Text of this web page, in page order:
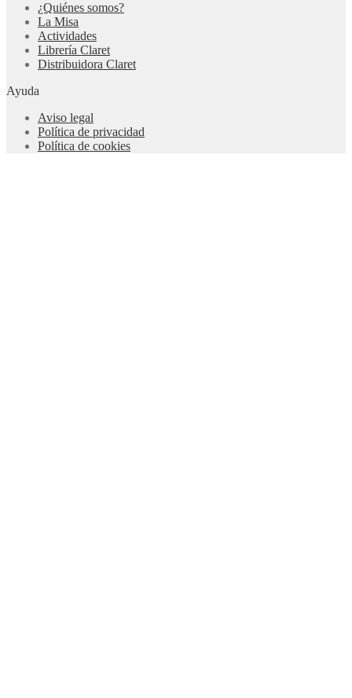
¿Quiénes somos?
La Misa
Actividades
Librería Claret
Distribuidora Claret
Ayuda
Aviso legal
Política de privacidad
Política de cookies